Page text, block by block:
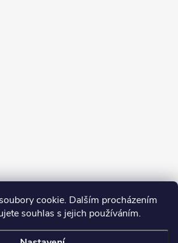
cookie. Dalším procházením
souhlas s jejich používáním.
na Instagramu